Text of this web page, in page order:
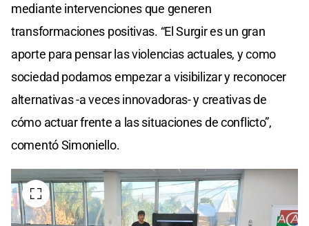
mediante intervenciones que generen
transformaciones positivas. “El Surgir es un gran
aporte para pensar las violencias actuales, y como
sociedad podamos empezar a visibilizar y reconocer
alternativas -a veces innovadoras- y creativas de
cómo actuar frente a las situaciones de conflicto”,
comentó Simoniello.